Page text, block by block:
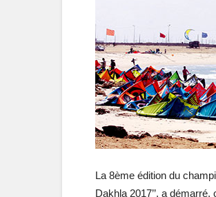
La 8ème édition du
Dakhla 2017’’, a